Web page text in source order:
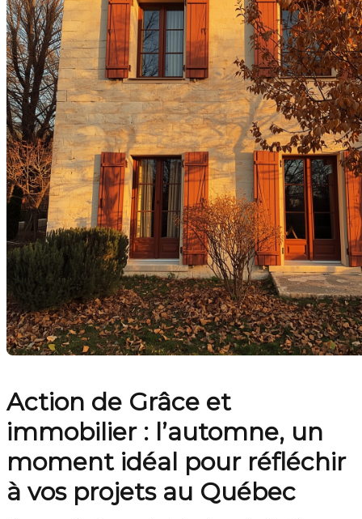
Action de Grâce et
immobilier : l’automne, un
moment idéal pour réfléchir
à vos projets au Québec